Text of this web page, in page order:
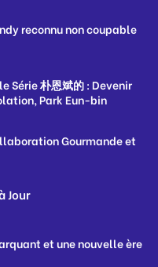
reconnu non coupable
Série 朴恩斌的 : Devenir
Park Eun-bin
Gourmande et
Jour
et une nouvelle ère